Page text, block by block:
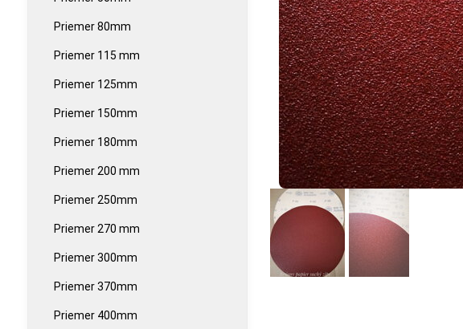
Priemer 80mm
Priemer 115 mm
Priemer 125mm
Priemer 150mm
Priemer 180mm
Priemer 200 mm
Priemer 250mm
Priemer 270 mm
Priemer 300mm
Priemer 370mm
Priemer 400mm